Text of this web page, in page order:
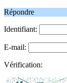
Répondre
Identifiant:
E-mail:
Vérification: